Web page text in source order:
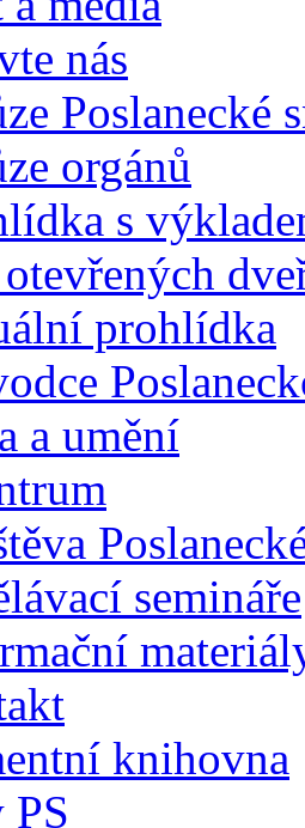
nás
Poslanecké
orgánů
s
prohlídka
a umění
semináře
knihovna